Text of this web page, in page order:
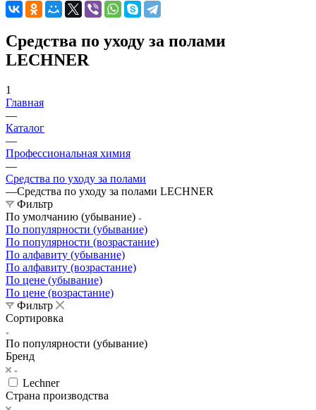
Средства по уходу за полами
LECHNER
1
Главная
—
Каталог
—
Профессиональная химия
—
Средства по уходу за полами
—Средства по уходу за полами LECHNER
Фильтр
По умолчанию (убывание)
По популярности (убывание)
По популярности (возрастание)
По алфавиту (убывание)
По алфавиту (возрастание)
По цене (убывание)
По цене (возрастание)
Фильтр
Сортировка
По популярности (убывание)
Бренд
Lechner
Страна производства